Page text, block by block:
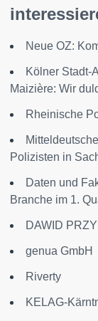
Neue OZ:
Kölner Stadt-
Maizière: Wir
Rheinische
Polizisten in
Daten und
Branche im 1.
DAWID
genua GmbH
Riverty
KELAG-